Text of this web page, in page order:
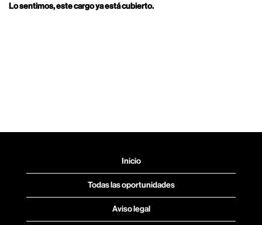
Lo sentimos, este cargo ya está cubierto.
Inicio
Todas las oportunidades
Aviso legal